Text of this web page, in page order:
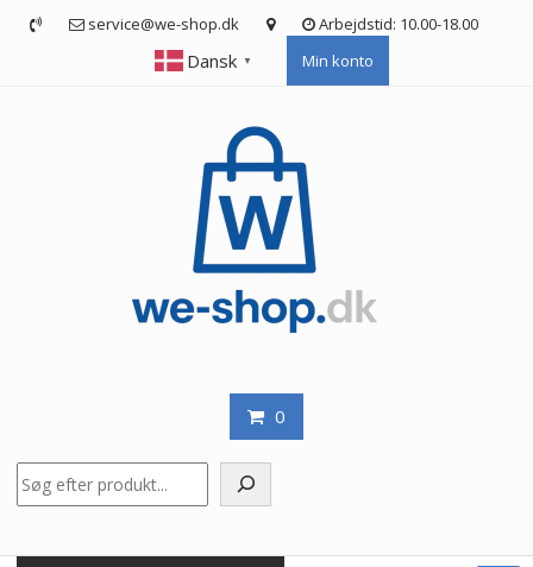
service@we-shop.dk Arbejdstid: 10.00-18.00
Dansk ▼ Min konto
0